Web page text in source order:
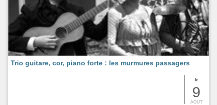
le
9
AOUT
Trio guitare, cor, piano forte : les murmures passagers